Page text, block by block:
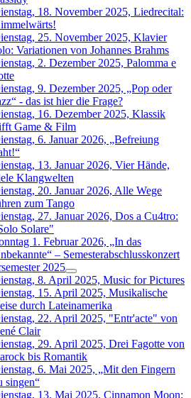
18. November 2025, Liedrecital:
25. November 2025, Klavier
Variationen von Johannes Brahms
2. Dezember 2025, Palomma e
9. Dezember 2025, „Pop oder
- das ist hier die Frage?
16. Dezember 2025, Klassik
Game & Film
6. Januar 2026, „Befreiung
13. Januar 2026, Vier Hände,
Klangwelten
20. Januar 2026, Alle Wege
zum Tango
27. Januar 2026, Dos a Cu4tro:
Solare"
1. Februar 2026, „In das
– Semesterabschlusskonzert
2025
8. April 2025, Music for Pictures
15. April 2025, Musikalische
durch Lateinamerika
22. April 2025, "Entr'acte" von
Clair
29. April 2025, Drei Fagotte von
bis Romantik
6. Mai 2025, „Mit den Fingern
singen“
13. Mai 2025, Cinnamon Moon: